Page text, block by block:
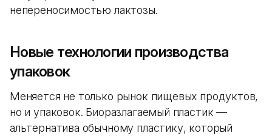
непереносимостью лактозы.
Новые технологии производства
упаковок
Меняется не только рынок пищевых продуктов,
но и упаковок. Биоразлагаемый пластик —
альтернатива обычному пластику, который